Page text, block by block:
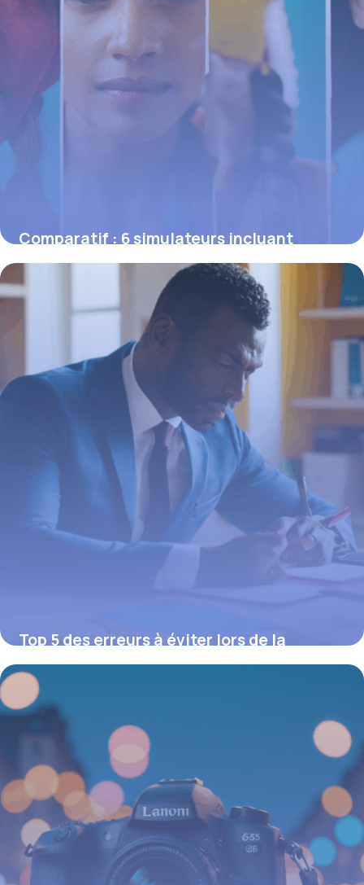
Comparatif : 6 simulateurs incluant
prévoyance et options santé dans le devis
16 juin 2026
Top 5 des erreurs à éviter lors de la
souscription d’une mutuelle
16 juin 2026